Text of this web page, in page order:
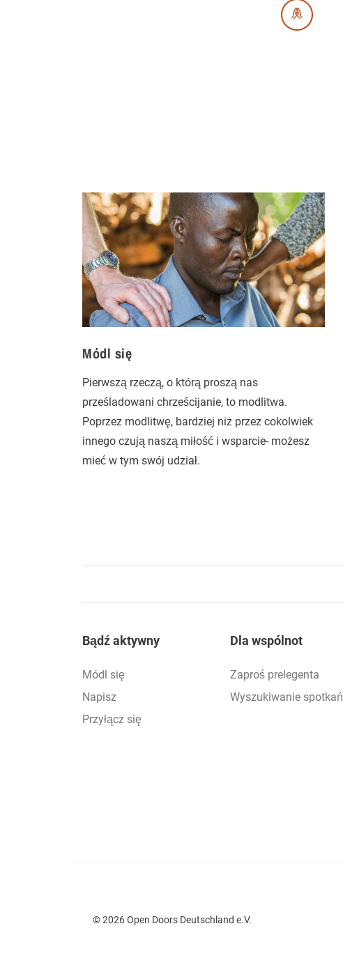
Módl się
Pierwszą rzeczą, o którą proszą nas
prześladowani chrześcijanie, to modlitwa.
Poprzez modlitwę, bardziej niż przez cokolwiek
innego czują naszą miłość i wsparcie- możesz
mieć w tym swój udział.
Footer
Bądź aktywny
Módl się
Napisz
Przyłącz się
Dla wspólnot
Zaproś prelegenta
Wyszukiwanie spotkań
© 2026 Open Doors Deutschland e.V.